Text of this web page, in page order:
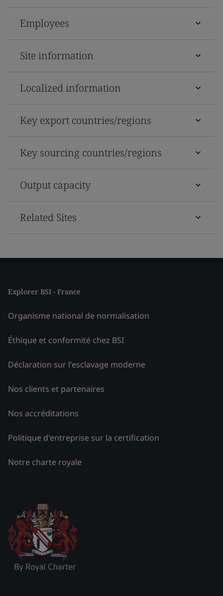
Employees
Site information
Localized information
Key export countries/regions
Key sourcing countries/regions
Output capacity
Related Sites
Explorer BSI - France
Organisme national de normalisation
Éthique et conformité chez BSI
Déclaration sur l'esclavage moderne
Nos clients et partenaires
Nos accréditations
Politique d'entreprise sur la certification
Notre charte royale